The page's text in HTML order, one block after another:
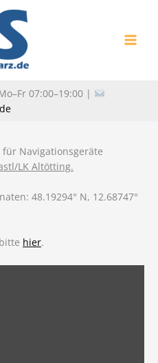
07:00–19:00 |
Navigationsgeräte
LK Altötting.
‎48.19294° N, 12.68747°
hier.